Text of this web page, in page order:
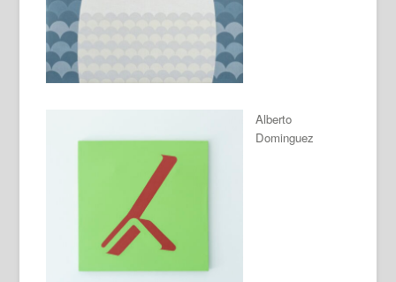
Alberto
Dominguez